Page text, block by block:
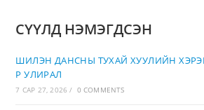
СҮҮЛД НЭМЭГДСЭН
ШИЛЭН ДАНСНЫ ТУХАЙ ХУУЛИЙН
Р УЛИРАЛ
7 САР 27, 2026 / 0 COMMENTS